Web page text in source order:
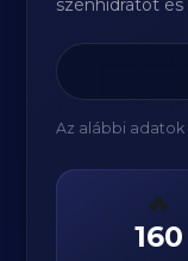
szénhidrátot és
Az alábbi adatok
🔥
160